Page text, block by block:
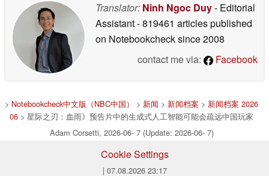
Translator: Ninh Ngoc Duy- Editorial
Assistant- 819461 articles published
on Notebookchecksince 2008
contact me via:
Facebook
> Notebookcheck中文版（NBC中国） > 新闻 > 新闻档案 > 新闻档案 2026
06 > 星际之刃：血雨》预告片中的生成式人工智能可能会疏远中国玩家
Adam Corsetti, 2026-06- 7 (Update: 2026-06- 7)
Cookie Settings
| 07.08.2026 23:17